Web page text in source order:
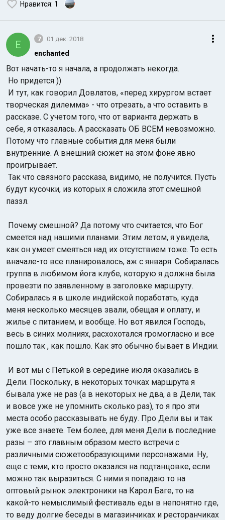
Нравится: 1
E 7 01 дек. 2018
enchanted
Вот начать-то я начала, а продолжать некогда.
Но придется ))
И тут, как говорил Довлатов, «перед хирургом встает
творческая дилемма» - что отрезать, а что оставить в
рассказе. С учетом того, что от варианта держать в
себе, я отказалась. А рассказать ОБ ВСЕМ невозможно.
Потому что главные события для меня были
внутренние. А внешний сюжет на этом фоне явно
проигрывает.
Так что связного рассказа, видимо, не получится. Пусть
будут кусочки, из которых я сложила этот смешной
паззл.
Почему смешной? Да потому что считается, что Бог
смеется над нашими планами. Этим летом, я увидела,
как он умеет смеяться над их отсутствием тоже. То есть
вначале-то все планировалось, аж с января. Собиралась
группа в любимом йога клубе, которую я должна была
провезти по заявленному в заголовке маршруту.
Собиралась я в школе индийской поработать, куда
меня несколько месяцев звали, обещая и оплату, и
жилье с питанием, и вообще. Но вот явился Господь,
весь в синих молниях, расхохотался громогласно и все
пошло так , как пошло. Как это обычно бывает в Индии.
И вот мы с Петькой в середине июля оказались в
Дели. Поскольку, в некоторых точках маршрута я
бывала уже не раз (а в некоторых не два, а в Дели, так
и вовсе уже не упомнить сколько раз), то я про эти
места особо рассказывать не буду. Про Дели вы и так
уже все знаете. Тем более, для меня Дели в последние
разы – это главным образом место встречи с
различными сюжетообразующими персонажами. Ну,
еще с теми, кто просто оказался на подтанцовке, если
можно так выразиться. С ними я попадаю то на
оптовый рынок электроники на Карол Баге, то на
какой-то немыслимый фестиваль еды в непонятно где,
то веду долгие беседы в магазинчиках и ресторанчиках